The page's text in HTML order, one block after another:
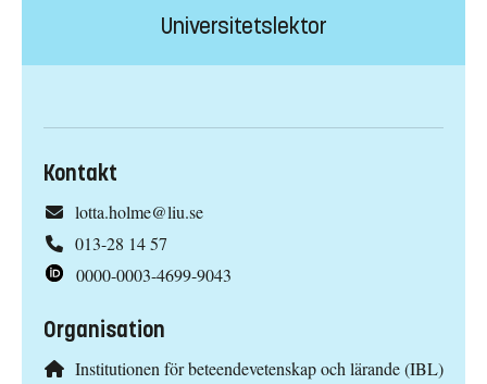
Universitetslektor
Kontakt
lotta.holme@liu.se
013-28 14 57
0000-0003-4699-9043
Organisation
Institutionen för beteendevetenskap och lärande (IBL)